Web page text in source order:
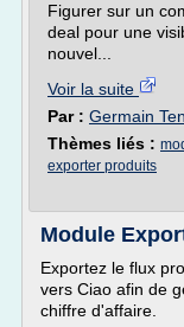
Figurer sur un
deal pour une
nouvel...
Voir la suite
Par : Germain
Thèmes liés :
exporter produits
Module
Exportez le flux
vers Ciao afin de
chiffre d'affaire.